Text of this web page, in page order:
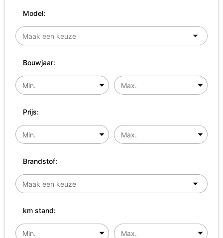
Model:
Bouwjaar:
Prijs:
Brandstof:
km stand: